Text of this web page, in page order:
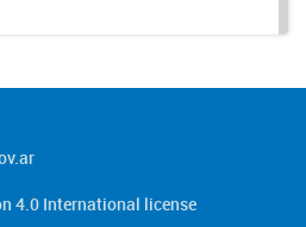
4.0 International license